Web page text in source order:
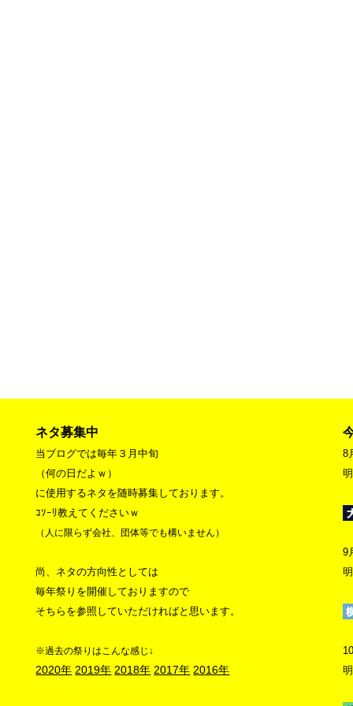
ネタ募集中
当ブログでは毎年３月中旬
（何の日だよｗ）
に使用するネタを随時募集しております。
ｺｿｰﾘ教えてくださいｗ
（人に限らず会社、団体等でも構いません）
尚、ネタの方向性としては
毎年祭りを開催しておりますので
そちらを参照していただければと思います。
※過去の祭りはこんな感じ↓
2020年 2019年 2018年 2017年 2016年
8
9